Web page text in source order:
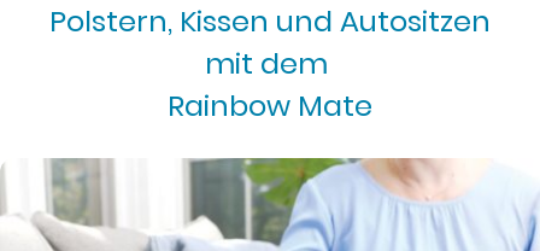
Polstern, Kissen und Autositzen
mit dem
Rainbow Mate